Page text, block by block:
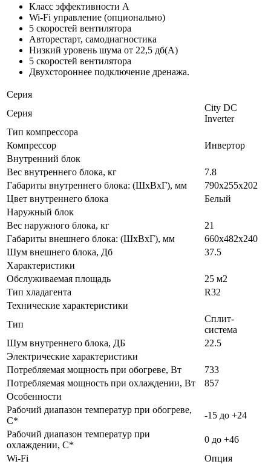
Класс эффективности A
Wi-Fi управление (опционально)
5 скоростей вентилятора
Авторестарт, самодиагностика
Низкий уровень шума от 22,5 дб(А)
5 скоростей вентилятора
Двухстороннее подключение дренажа.
Серия
Серия
City DC
Inverter
Тип компрессора
Компрессор
Инвертор
Внутренний блок
Вес внутреннего блока, кг
7.8
Габариты внутреннего блока: (ШхВхГ), мм
790x255x202
Цвет внутреннего блока
Белый
Наружный блок
Вес наружного блока, кг
21
Габариты внешнего блока: (ШхВхГ), мм
660x482x240
Шум внешнего блока, Дб
37.5
Характеристики
Обслуживаемая площадь
25 м2
Тип хладагента
R32
Технические характеристики
Тип
Сплит-
система
Шум внутреннего блока, ДБ
22.5
Электрические характеристики
Потребляемая мощность при обогреве, Вт
733
Потребляемая мощность при охлаждении, Вт
857
Особенности
Рабочий диапазон температур при обогреве,
C*
-15 до +24
Рабочий диапазон температур при
охлаждении, С*
0 до +46
Wi-Fi
Опция